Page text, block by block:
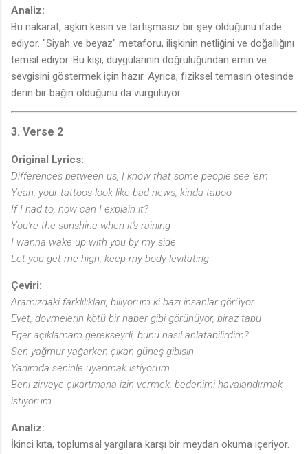
Analiz:
Bu nakarat, aşkın kesin ve tartışmasız bir şey olduğunu ifade
ediyor. "Siyah ve beyaz" metaforu, ilişkinin netliğini ve doğallığını
temsil ediyor. Bu kişi, duygularının doğruluğundan emin ve
sevgisini göstermek için hazır. Ayrıca, fiziksel temasın ötesinde
derin bir bağın olduğunu da vurguluyor.
3. Verse 2
Original Lyrics:
Differences between us, I know that some people see 'em
Yeah, your tattoos look like bad news, kinda taboo
If I had to, how can I explain it?
You're the sunshine when it's raining
I wanna wake up with you by my side
Let you get me high, keep my body levitating
Çeviri:
Aramızdaki farklılıkları, biliyorum ki bazı insanlar görüyor
Evet, dövmelerin kötü bir haber gibi görünüyor, biraz tabu
Eğer açıklamam gerekseydi, bunu nasıl anlatabilirdim?
Sen yağmur yağarken çıkan güneş gibisin
Yanımda seninle uyanmak istiyorum
Beni zirveye çıkartmana izin vermek, bedenimi havalandırmak
istiyorum
Analiz:
İkinci kıta, toplumsal yargılara karşı bir meydan okuma içeriyor.